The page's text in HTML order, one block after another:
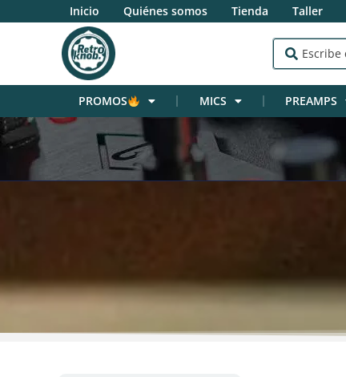
Inicio Quiénes somos Tienda Taller
PROMOS MICS PREAMPS